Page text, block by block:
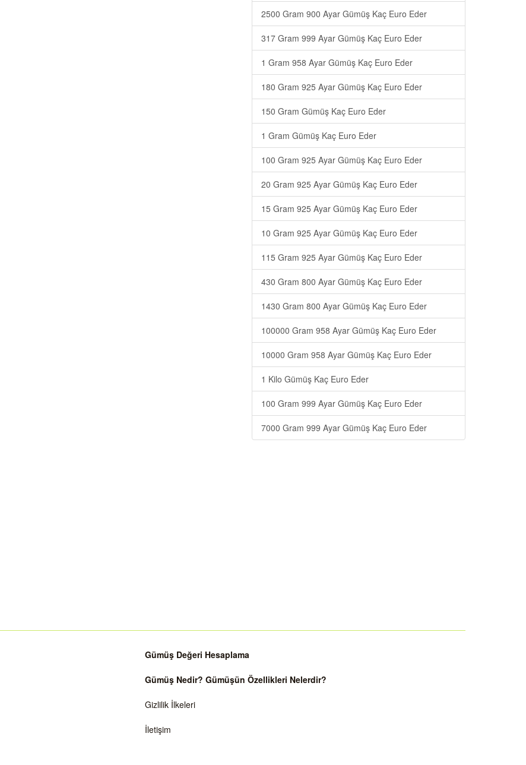
2500 Gram 900 Ayar Gümüş Kaç Euro Eder
317 Gram 999 Ayar Gümüş Kaç Euro Eder
1 Gram 958 Ayar Gümüş Kaç Euro Eder
180 Gram 925 Ayar Gümüş Kaç Euro Eder
150 Gram Gümüş Kaç Euro Eder
1 Gram Gümüş Kaç Euro Eder
100 Gram 925 Ayar Gümüş Kaç Euro Eder
20 Gram 925 Ayar Gümüş Kaç Euro Eder
15 Gram 925 Ayar Gümüş Kaç Euro Eder
10 Gram 925 Ayar Gümüş Kaç Euro Eder
115 Gram 925 Ayar Gümüş Kaç Euro Eder
430 Gram 800 Ayar Gümüş Kaç Euro Eder
1430 Gram 800 Ayar Gümüş Kaç Euro Eder
100000 Gram 958 Ayar Gümüş Kaç Euro Eder
10000 Gram 958 Ayar Gümüş Kaç Euro Eder
1 Kilo Gümüş Kaç Euro Eder
100 Gram 999 Ayar Gümüş Kaç Euro Eder
7000 Gram 999 Ayar Gümüş Kaç Euro Eder
Gümüş Değeri Hesaplama
Gümüş Nedir? Gümüşün Özellikleri Nelerdir?
Gizlilik İlkeleri
İletişim